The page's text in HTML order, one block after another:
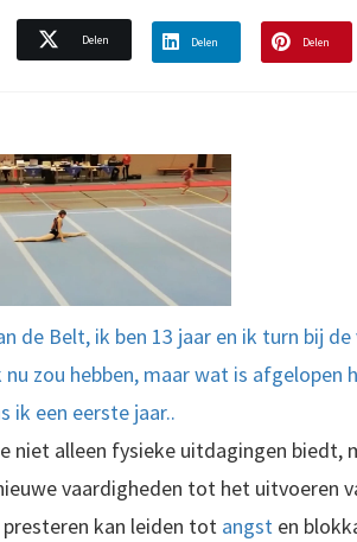
Delen Delen Delen
de Belt, ik ben 13 jaar en ik turn bij
zou hebben, maar wat is
ik een eerste jaar..
niet alleen fysieke uitdagingen biedt,
vaardigheden tot het uitvoeren
kan leiden tot angsten